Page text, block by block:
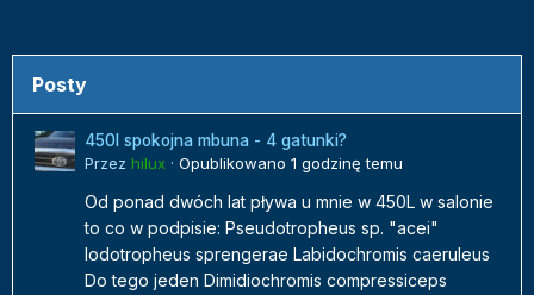
Posty
450l spokojna mbuna - 4 gatunki?
Przez hilux · Opublikowano 1 godzinę temu
Od ponad dwóch lat pływa u mnie w 450L w salonie
to co w podpisie: Pseudotropheus sp. "acei"
Iodotropheus sprengerae Labidochromis caeruleus
Do tego jeden Dimidiochromis compressiceps